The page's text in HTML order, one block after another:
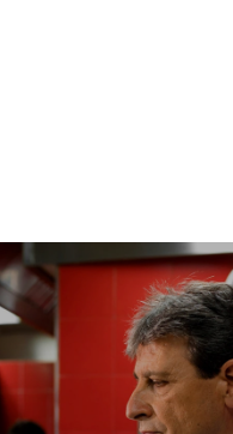
1次长时清洗
1次中时清洗